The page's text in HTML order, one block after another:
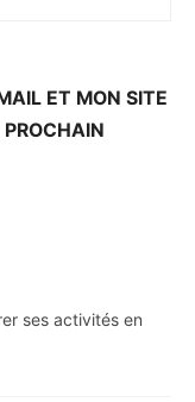
ET MON SITE
ses activités en